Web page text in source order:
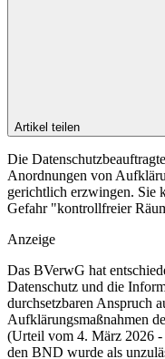
Artikel teilen
Die
Anordnungen von
gerichtlich erzwingen. Sie
Gefahr "kontrollfreier
Anzeige
Das BVerwG hat
Datenschutz und die
durchsetzbaren Anspruch
Aufklärungsmaßnahmen
(Urteil vom 4. März 2026 -
den BND wurde als